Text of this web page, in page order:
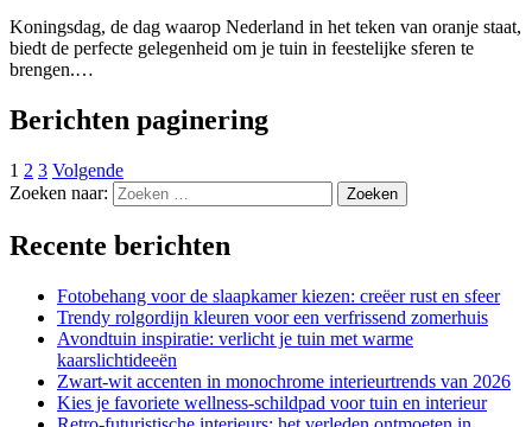
Koningsdag, de dag waarop Nederland in het teken van oranje staat,
biedt de perfecte gelegenheid om je tuin in feestelijke sferen te
brengen.…
Berichten paginering
1 2 3 Volgende
Zoeken naar:
Recente berichten
Fotobehang voor de slaapkamer kiezen: creëer rust en sfeer
Trendy rolgordijn kleuren voor een verfrissend zomerhuis
Avondtuin inspiratie: verlicht je tuin met warme
kaarslichtideeën
Zwart-wit accenten in monochrome interieurtrends van 2026
Kies je favoriete wellness-schildpad voor tuin en interieur